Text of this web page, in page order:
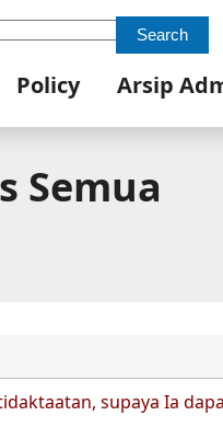
Search
Policy Arsip
Semua
supaya Ia